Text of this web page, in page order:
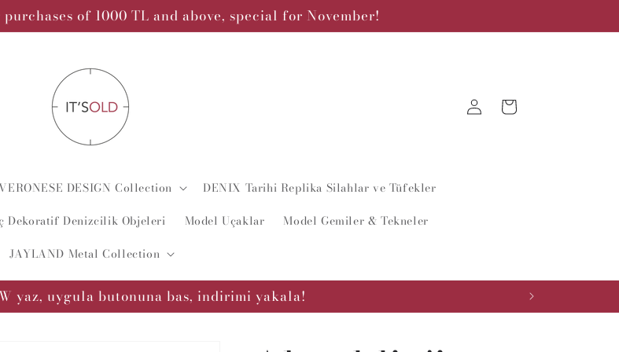
of 1000 TL and above, special for November!
VERONESE DESIGN Collection
DENIX Tarihi Replika Silahlar ve Tüfekler
Dekoratif Denizcilik Objeleri Model Uçaklar
Model Gemiler & Tekneler
JAYLAND Metal Collection
Log
in
Cart
yaz, uygula butonuna bas, indirimi yakala!